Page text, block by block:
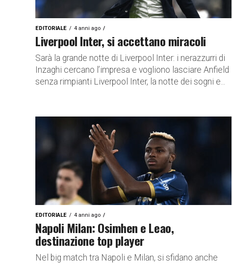
EDITORIALE 4 anni ago
Liverpool Inter, si accettano miracoli
Sarà la grande notte di Liverpool Inter: i nerazzurri di
Inzaghi cercano l’impresa e vogliono lasciare Anfield
senza rimpianti Liverpool Inter, la notte dei sogni e...
EDITORIALE 4 anni ago
Napoli Milan: Osimhen e Leao,
destinazione top player
Nel big match tra Napoli e Milan, si sfidano anche